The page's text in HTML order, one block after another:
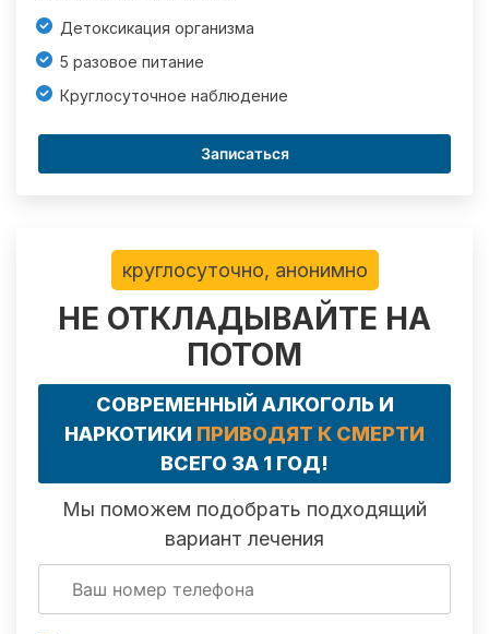
Детоксикация организма
5 разовое питание
Круглосуточное наблюдение
Записаться
круглосуточно, анонимно
НЕ ОТКЛАДЫВАЙТЕ НА
ПОТОМ
СОВРЕМЕННЫЙ АЛКОГОЛЬ И
НАРКОТИКИ ПРИВОДЯТ К СМЕРТИ
ВСЕГО ЗА 1 ГОД!
Мы поможем подобрать подходящий
вариант лечения